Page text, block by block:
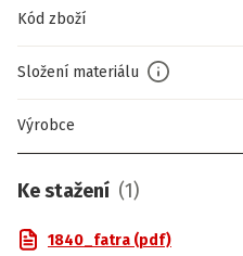
Kód zboží
Složení materiálu
Výrobce
Ke stažení (1)
1840_fatra (pdf)